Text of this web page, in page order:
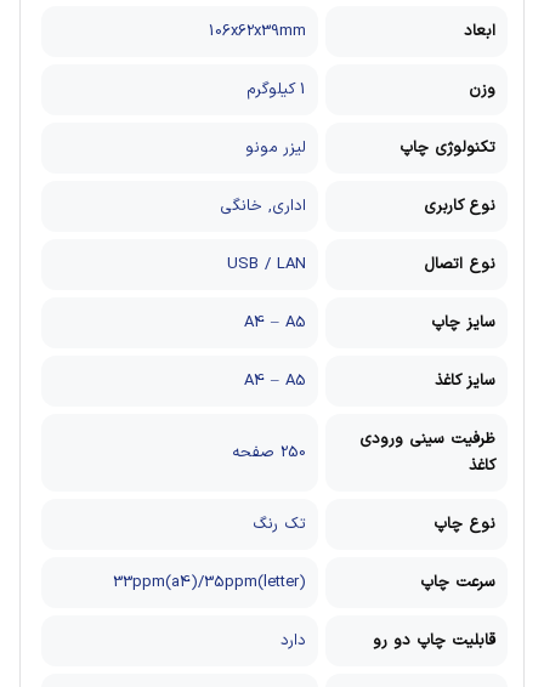
ابعاد 106x62x39mm
وزن 1 کیلوگرم
تکنولوژی چاپ لیزر مونو
نوع کاربری اداری, خانگی
نوع اتصال USB / LAN
سایز چاپ A4 – A5
سایز کاغذ A4 – A5
ظرفیت سینی ورودی
کاغذ
250 صفحه
نوع چاپ تک رنگ
سرعت چاپ (letter)33ppm(a4)/35ppm
قابلیت چاپ دو رو دارد